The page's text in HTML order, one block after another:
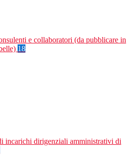
e collaboratori (da pubblicare in
18
incarichi dirigenziali amministrativi di